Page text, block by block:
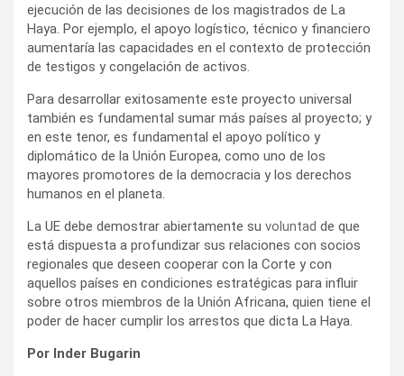
ejecución de las decisiones de los magistrados de La
Haya. Por ejemplo, el apoyo logístico, técnico y financiero
aumentaría las capacidades en el contexto de protección
de testigos y congelación de activos.
Para desarrollar exitosamente este proyecto universal
también es fundamental sumar más países al proyecto; y
en este tenor, es fundamental el apoyo político y
diplomático de la Unión Europea, como uno de los
mayores promotores de la democracia y los derechos
humanos en el planeta.
La UE debe demostrar abiertamente su voluntad de que
está dispuesta a profundizar sus relaciones con socios
regionales que deseen cooperar con la Corte y con
aquellos países en condiciones estratégicas para influir
sobre otros miembros de la Unión Africana, quien tiene el
poder de hacer cumplir los arrestos que dicta La Haya.
Por Inder Bugarin